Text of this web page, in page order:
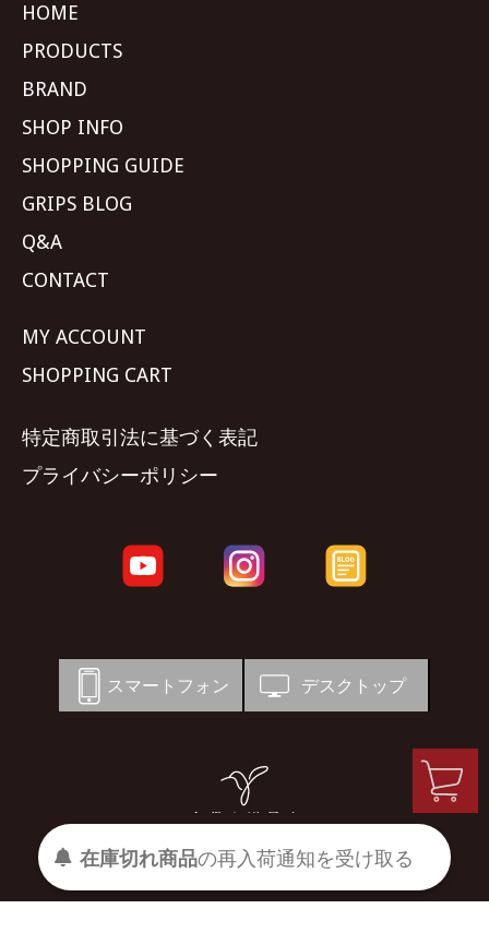
HOME
PRODUCTS
BRAND
SHOP INFO
SHOPPING GUIDE
GRIPS BLOG
Q&A
CONTACT
MY ACCOUNT
SHOPPING CART
特定商取引法に基づく表記
プライバシーポリシー
スマートフォン デスクトップ
© 宗像山道具店 by GRIPS
在庫切れ商品の再入荷通知を受け取る